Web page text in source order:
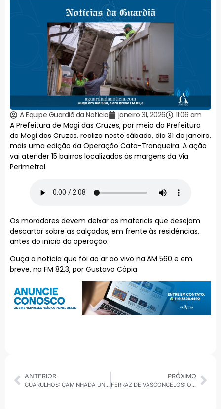
A Equipe Guardiã da Notícia janeiro 31, 2026
11:06 am
A Prefeitura de Mogi das Cruzes, por meio da Prefeitura
de Mogi das Cruzes, realiza neste sábado, dia 31 de janeiro,
mais uma edição da Operação Cata-Tranqueira. A ação
vai atender 15 bairros localizados às margens da Via
Perimetral.
Os moradores devem deixar os materiais que desejam
descartar sobre as calçadas, em frente às residências,
antes do início da operação.
Ouça a notícia que foi ao ar ao vivo na AM 560 e em
breve, na FM 82,3, por Gustavo Cópia
ANTERIOR
GUARULHOS: CAMINHADA UNIFICADA PELA SAÚDE MENTAL ACONTECE NESTE SÁBADO NO CENTRO DA CIDADE
PRÓXIMO
FERRAZ DE VASCONCELOS: OFICINA DO SAMBA LEVA ENREDO SOBRE INFÂNCIA AO CARNAVAL FERRAZENSE